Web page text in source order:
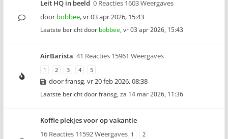
Leit HQ in beeld 0 Reacties 1603 Weergaves
door bobbee,vr 03 apr 2026, 15:43
Laatste bericht door bobbee, vr 03 apr 2026, 15:43
AirBarista 41 Reacties 15961 Weergaves
1 2 3 4 5
doorfransg,vr 20 feb 2026, 08:38
Laatste bericht doorfransg, za 14 mar 2026, 11:36
Koffie plekjes voor op vakantie
16 Reacties 11592 Weergaves 1 2